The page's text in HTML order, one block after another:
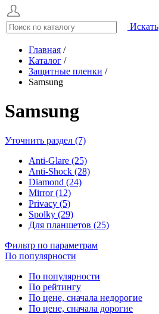
Искать
Главная /
Каталог /
Защитные пленки /
Samsung
Samsung
Уточнить раздел (7)
Anti-Glare (25)
Anti-Shock (28)
Diamond (24)
Mirror (12)
Privacy (5)
Spolky (29)
Для планшетов (25)
Фильтр по параметрам
По популярности
По популярности
По рейтингу
По цене, сначала недорогие
По цене, сначала дорогие